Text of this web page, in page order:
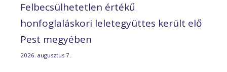
Felbecsülhetetlen értékű
honfoglaláskori leletegyüttes került elő
Pest megyében
2026. augusztus 7.